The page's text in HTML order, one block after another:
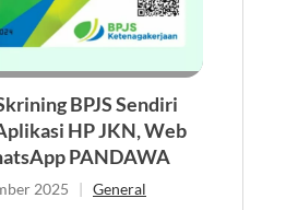
BPJS Sendiri
HP JKN, Web
PANDAWA
2025 | General